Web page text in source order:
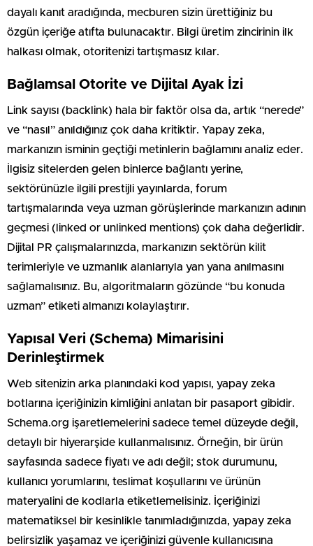
dayalı kanıt aradığında, mecburen sizin ürettiğiniz bu
özgün içeriğe atıfta bulunacaktır. Bilgi üretim zincirinin ilk
halkası olmak, otoritenizi tartışmasız kılar.
Bağlamsal Otorite ve Dijital Ayak İzi
Link sayısı (backlink) hala bir faktör olsa da, artık “nerede”
ve “nasıl” anıldığınız çok daha kritiktir. Yapay zeka,
markanızın isminin geçtiği metinlerin bağlamını analiz eder.
İlgisiz sitelerden gelen binlerce bağlantı yerine,
sektörünüzle ilgili prestijli yayınlarda, forum
tartışmalarında veya uzman görüşlerinde markanızın adının
geçmesi (linked or unlinked mentions) çok daha değerlidir.
Dijital PR çalışmalarınızda, markanızın sektörün kilit
terimleriyle ve uzmanlık alanlarıyla yan yana anılmasını
sağlamalısınız. Bu, algoritmaların gözünde “bu konuda
uzman” etiketi almanızı kolaylaştırır.
Yapısal Veri (Schema) Mimarisini
Derinleştirmek
Web sitenizin arka planındaki kod yapısı, yapay zeka
botlarına içeriğinizin kimliğini anlatan bir pasaport gibidir.
Schema.org işaretlemelerini sadece temel düzeyde değil,
detaylı bir hiyerarşide kullanmalısınız. Örneğin, bir ürün
sayfasında sadece fiyatı ve adı değil; stok durumunu,
kullanıcı yorumlarını, teslimat koşullarını ve ürünün
materyalini de kodlarla etiketlemelisiniz. İçeriğinizi
matematiksel bir kesinlikle tanımladığınızda, yapay zeka
belirsizlik yaşamaz ve içeriğinizi güvenle kullanıcısına